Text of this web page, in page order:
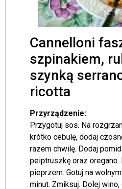
Cannelloni
szpinakiem,
szynką
ricotta
Przyrządzenie:
Przygotuj sos. Na
krótko cebulę, dodaj
razem chwilę. Dodaj
peiptruszkę oraz
pieprzem. Gotuj na
minut. Zmiksuj. Dolej